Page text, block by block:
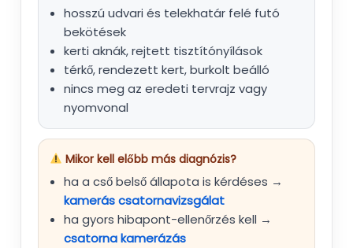
hosszú udvari és telekhatár felé futó
bekötések
kerti aknák, rejtett tisztítónyílások
térkő, rendezett kert, burkolt beálló
nincs meg az eredeti tervrajz vagy
nyomvonal
Mikor kell előbb más diagnózis?
ha a cső belső állapota is kérdéses →
kamerás csatornavizsgálat
ha gyors hibapont-ellenőrzés kell →
csatorna kamerázás